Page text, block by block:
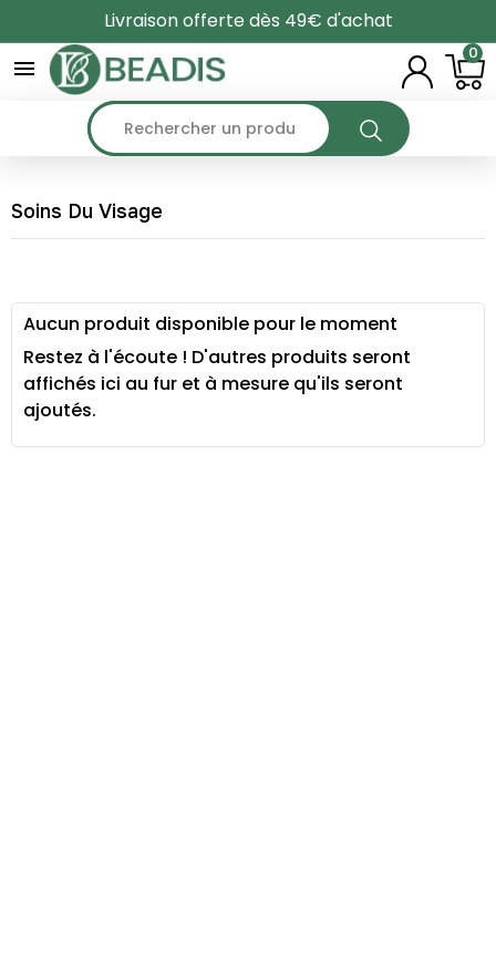
Livraison offerte dès 49€ d'achat

0
Soins Du Visage
Aucun produit disponible pour le moment
Restez à l'écoute ! D'autres produits seront
affichés ici au fur et à mesure qu'ils seront
ajoutés.